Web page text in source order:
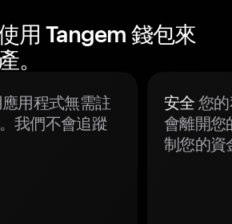
用 Tangem 錢包來
。
用程式無需註
我們不會追蹤
安全 您
會離開您
制您的資